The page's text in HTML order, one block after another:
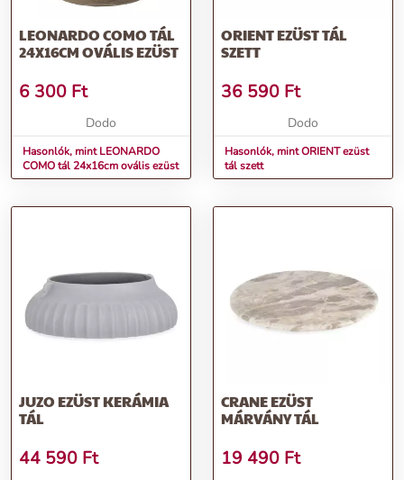
LEONARDO COMO TÁL
24X16CM OVÁLIS EZÜST
6 300 Ft
Dodo
Hasonlók, mint LEONARDO
COMO tál 24x16cm ovális ezüst
ORIENT EZÜST TÁL
SZETT
36 590 Ft
Dodo
Hasonlók, mint ORIENT ezüst
tál szett
JUZO EZÜST KERÁMIA
TÁL
44 590 Ft
CRANE EZÜST
MÁRVÁNY TÁL
19 490 Ft